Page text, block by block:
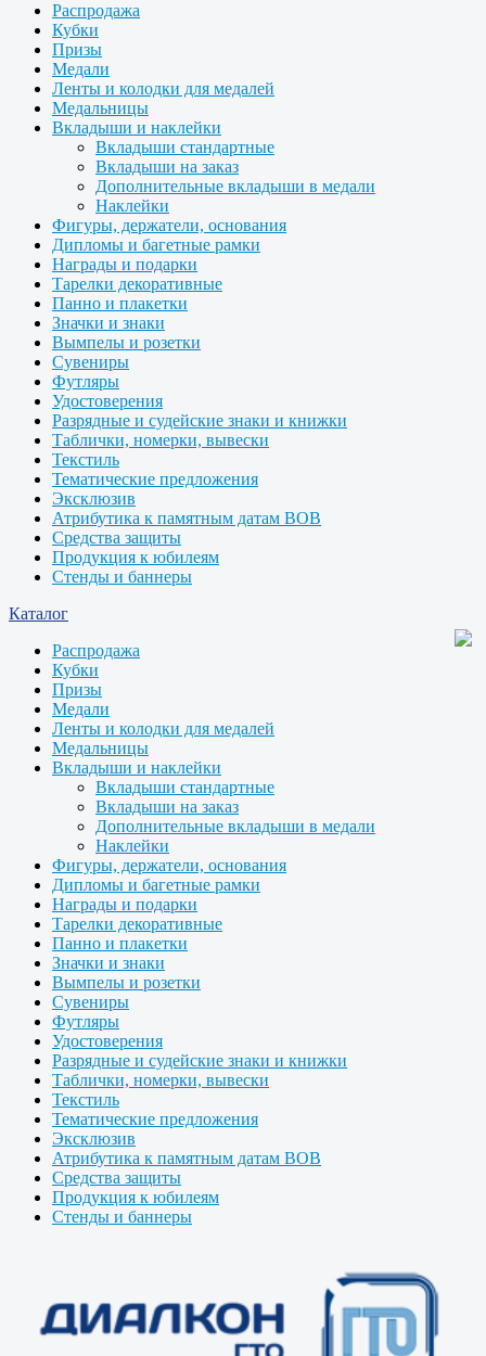
Распродажа
Кубки
Призы
Медали
Ленты и колодки для медалей
Медальницы
Вкладыши и наклейки
Вкладыши стандартные
Вкладыши на заказ
Дополнительные вкладыши в медали
Наклейки
Фигуры, держатели, основания
Дипломы и багетные рамки
Награды и подарки
Тарелки декоративные
Панно и плакетки
Значки и знаки
Вымпелы и розетки
Сувениры
Футляры
Удостоверения
Разрядные и судейские знаки и книжки
Таблички, номерки, вывески
Текстиль
Тематические предложения
Эксклюзив
Атрибутика к памятным датам ВОВ
Средства защиты
Продукция к юбилеям
Стенды и баннеры
Каталог
Распродажа
Кубки
Призы
Медали
Ленты и колодки для медалей
Медальницы
Вкладыши и наклейки
Вкладыши стандартные
Вкладыши на заказ
Дополнительные вкладыши в медали
Наклейки
Фигуры, держатели, основания
Дипломы и багетные рамки
Награды и подарки
Тарелки декоративные
Панно и плакетки
Значки и знаки
Вымпелы и розетки
Сувениры
Футляры
Удостоверения
Разрядные и судейские знаки и книжки
Таблички, номерки, вывески
Текстиль
Тематические предложения
Эксклюзив
Атрибутика к памятным датам ВОВ
Средства защиты
Продукция к юбилеям
Стенды и баннеры